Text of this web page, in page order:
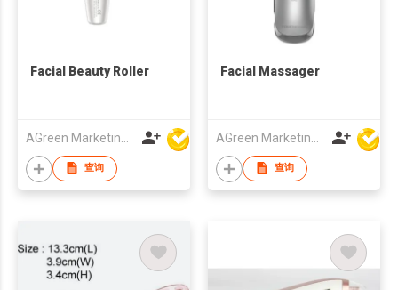
Facial Beauty Roller
查询
Facial Massager
查询